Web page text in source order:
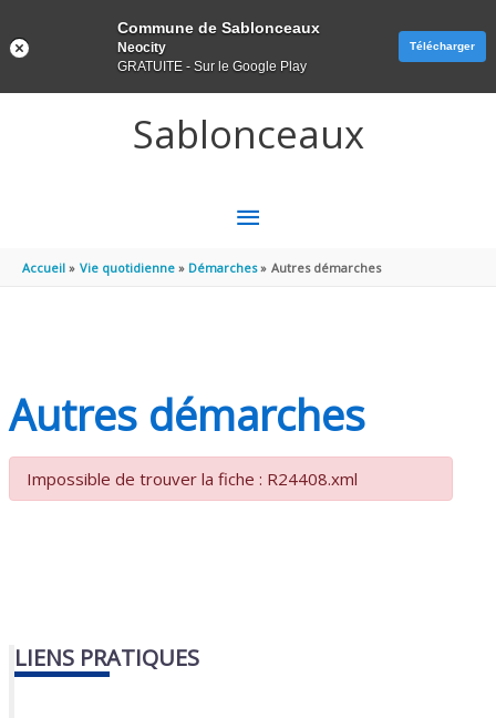
Sablonceaux
MENU
PRINCIPAL
Accueil Vie quotidienne Démarches Autres démarches
Autres démarches
Impossible de trouver la fiche : R24408.xml
LIENS PRATIQUES
Commune de Sablonceaux
Neocity
GRATUITE - Sur le Google Play
Télécharger